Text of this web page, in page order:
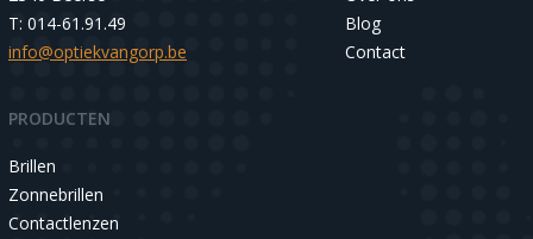
T: 014-61.91.49
info@optiekvangorp.be
Blog
Contact
PRODUCTEN
Brillen
Zonnebrillen
Contactlenzen